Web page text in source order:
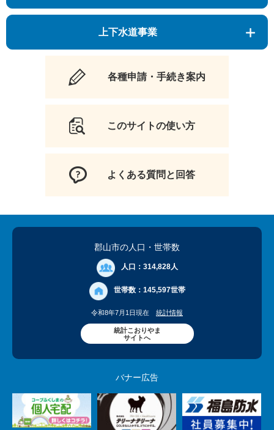
上下水道事業
各種申請・手続き案内
このサイトの使い方
よくある質問と回答
郡山市の人口 ・世帯数
人口： 314,828人
世帯数： 145,597世帯
令和8年7月1日現在 統計情報
統計こおりやま
サイトへ
バナー広告